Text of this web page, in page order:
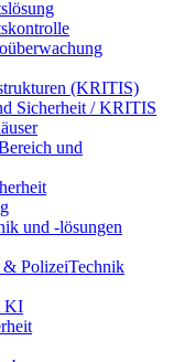
(KRITIS)
Sicherheit / KRITIS
und
und -lösungen
& PolizeiTechnik
KI